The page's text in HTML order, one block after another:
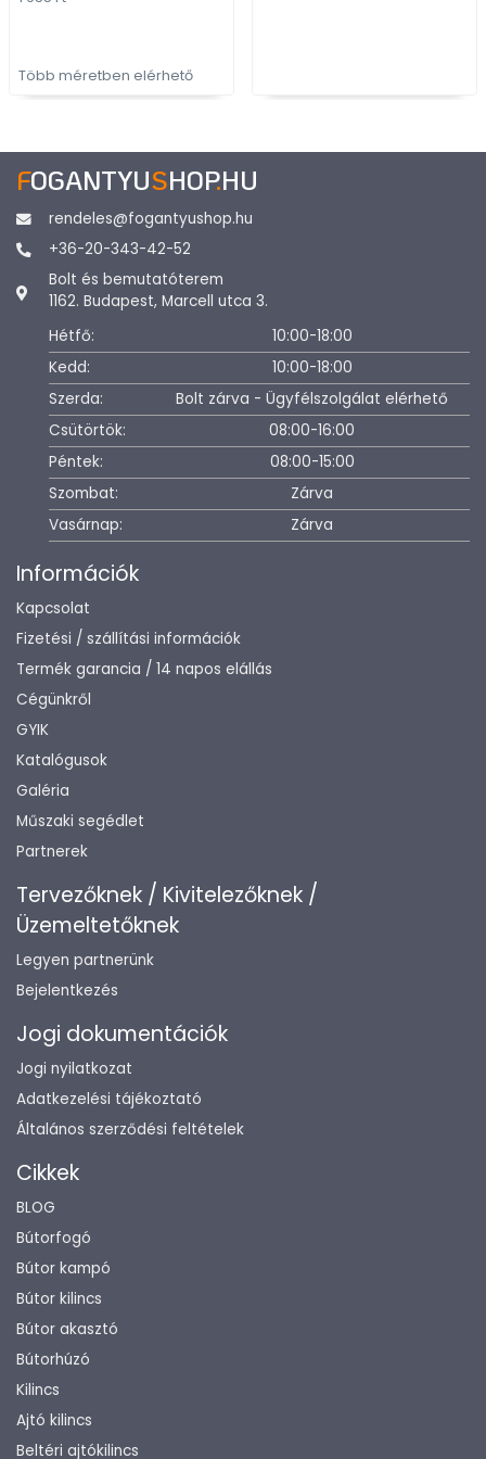
Több méretben elérhető
FOGANTYUSHOP.HU
rendeles@fogantyushop.hu
+36-20-343-42-52
Bolt és bemutatóterem
1162. Budapest, Marcell utca 3.
Hétfő:
10:00-18:00
Kedd:
10:00-18:00
Szerda:
Bolt zárva - Ügyfélszolgálat elérhető
Csütörtök:
08:00-16:00
Péntek:
08:00-15:00
Szombat:
Zárva
Vasárnap:
Zárva
Információk
Kapcsolat
Fizetési / szállítási információk
Termék garancia / 14 napos elállás
Cégünkről
GYIK
Katalógusok
Galéria
Műszaki segédlet
Partnerek
Tervezőknek / Kivitelezőknek /
Üzemeltetőknek
Legyen partnerünk
Bejelentkezés
Jogi dokumentációk
Jogi nyilatkozat
Adatkezelési tájékoztató
Általános szerződési feltételek
Cikkek
BLOG
Bútorfogó
Bútor kampó
Bútor kilincs
Bútor akasztó
Bútorhúzó
Kilincs
Ajtó kilincs
Beltéri ajtókilincs